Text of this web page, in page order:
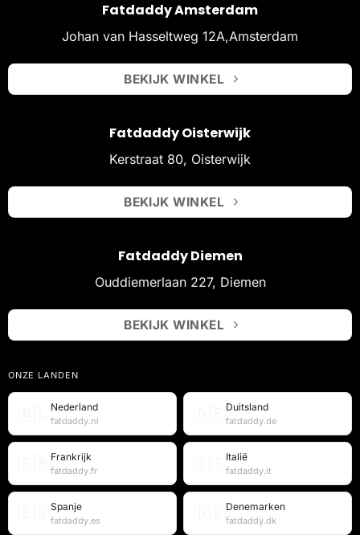
Fatdaddy Amsterdam
Johan van Hasseltweg 12A,Amsterdam
BEKIJK WINKEL
Fatdaddy Oisterwijk
Kerstraat 80, Oisterwijk
BEKIJK WINKEL
Fatdaddy Diemen
Ouddiemerlaan 227, Diemen
BEKIJK WINKEL
ONZE LANDEN
Nederland
fatdaddy.nl
Duitsland
fatdaddy.de
Frankrijk
fatdaddy.fr
Italië
fatdaddy.it
Spanje
fatdaddy.es
Denemarken
fatdaddy.dk